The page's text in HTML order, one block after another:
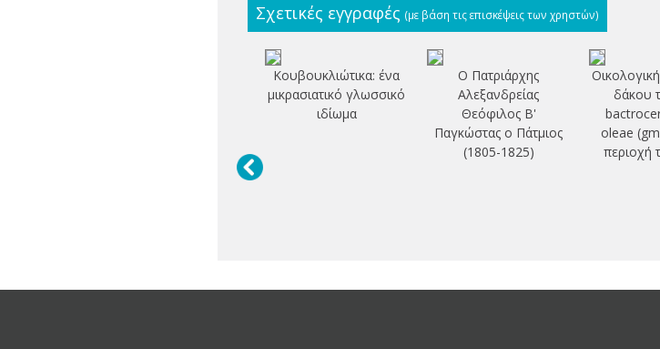
Σχετικές εγγραφές (με βάση τις επισκέψεις των χρηστών)
Κουβουκλιώτικα: ένα
μικρασιατικό γλωσσικό
ιδίωμα
Ο Πατριάρχης
Αλεξανδρείας
Θεόφιλος Β'
Παγκώστας ο Πάτμιος
(1805-1825)
δάκου
oleae
περιοχή